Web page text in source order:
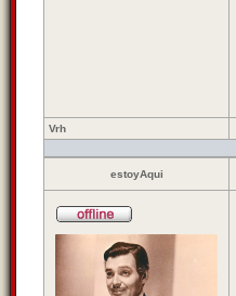
Vrh
estoyAqui